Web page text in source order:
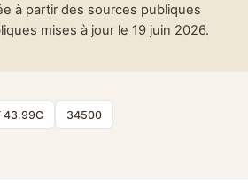
à partir des sources publiques
mises à jour le 19 juin 2026.
43.99C 34500